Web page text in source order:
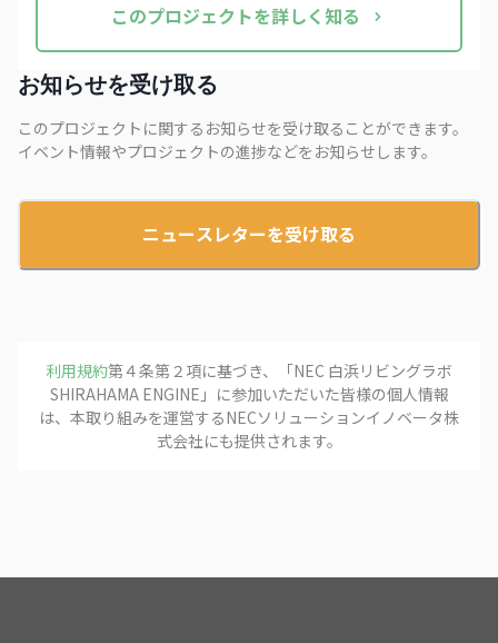
このプロジェクトを詳しく知る
お知らせを受け取る
このプロジェクトに関するお知らせを受け取ることができます。
イベント情報やプロジェクトの進捗などをお知らせします。
ニュースレターを受け取る
利用規約第４条第２項に基づき、「NEC 白浜リビングラボ
SHIRAHAMA ENGINE 」に参加いただいた皆様の個人情報
は、本取り組みを運営するNECソリューションイノベータ株
式会社にも提供されます。